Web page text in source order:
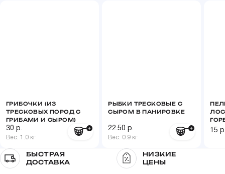
ГРИБОЧКИ (ИЗ
ТРЕСКОВЫХ ПОРОД С
ГРИБАМИ И СЫРОМ)
30 р.
Вес: 1.0 кг
РЫБКИ ТРЕСКОВЫЕ С
СЫРОМ В ПАНИРОВКЕ
22.50 р.
Вес: 0.9 кг
15
БЫСТРАЯ
ДОСТАВКА
НИЗКИЕ
ЦЕНЫ